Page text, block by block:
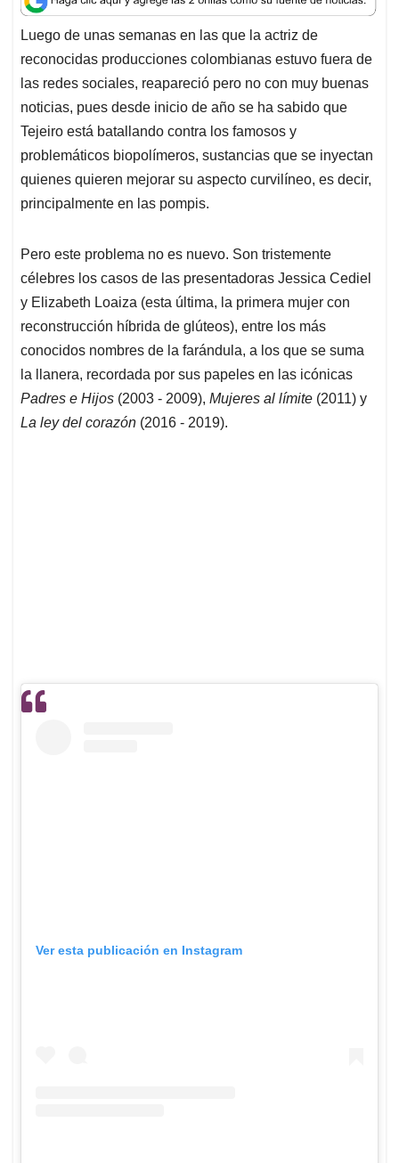
t
s
A
p
p
e
b
o
o
k
k
e
d
I
n
i
l
e
a
d
s
Luego de unas semanas en las que la actriz de
reconocidas producciones colombianas estuvo fuera de
las redes sociales, reapareció pero no con muy buenas
noticias, pues desde inicio de año se ha sabido que
Tejeiro está batallando contra los famosos y
problemáticos biopolímeros, sustancias que se inyectan
quienes quieren mejorar su aspecto curvilíneo, es decir,
principalmente en las pompis.
Pero este problema no es nuevo. Son tristemente
célebres los casos de las presentadoras Jessica Cediel
y Elizabeth Loaiza (esta última, la primera mujer con
reconstrucción híbrida de glúteos), entre los más
conocidos nombres de la farándula, a los que se suma
la llanera, recordada por sus papeles en las icónicas
Padres e Hijos (2003 - 2009), Mujeres al límite (2011) y
La ley del corazón (2016 - 2019).
Ver esta publicación en Instagram